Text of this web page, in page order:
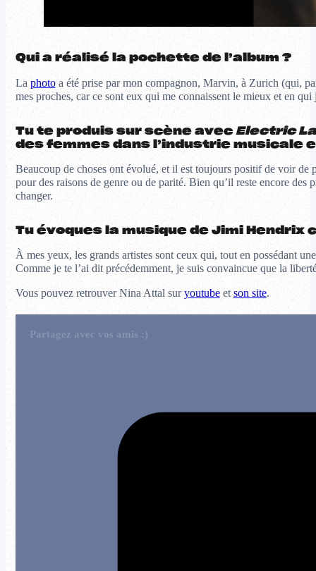
Qui a réalisé la pochette de l’album ?
La photoa été prise par mon compagnon, Marvin, à Zurich (qui,
mes proches, car ce sont eux qui me connaissent le mieux et en
Tu te produis sur scène avec Electric
des femmes dans l’industrie musicale
Beaucoup de choses ont évolué, et il est toujours positif de voir de
pour des raisons de genre ou de parité. Bien qu’il reste encore
changer.
Tu évoques la musique de Jimi
À mes yeux, les grands artistes sont ceux qui, tout en possédant
Comme je te l’ai dit précédemment, je suis convaincue que la
Vous pouvez retrouver Nina Attal suryoutubeetson site.
Partagez avec vos amis :)